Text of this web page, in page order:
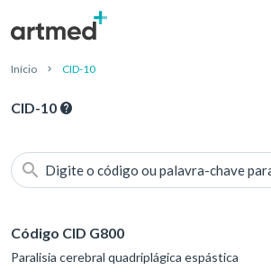
Início CID-10
CID-10
Digite o código ou palavra-chave
Código CID G800
Paralisia cerebral quadriplágica espástica